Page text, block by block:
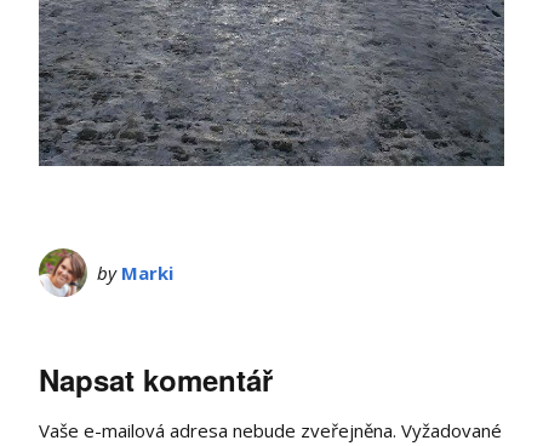
by Marki
Napsat komentář
Vaše e-mailová adresa nebude zveřejněna. Vyžadované